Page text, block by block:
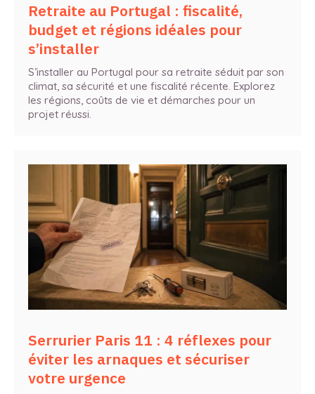
Retraite au Portugal : fiscalité,
budget et régions idéales pour
s’installer
S’installer au Portugal pour sa retraite séduit par son
climat, sa sécurité et une fiscalité récente. Explorez
les régions, coûts de vie et démarches pour un
projet réussi.
Serrurier Paris 11 : 4 réflexes pour
éviter les arnaques et sécuriser
votre urgence